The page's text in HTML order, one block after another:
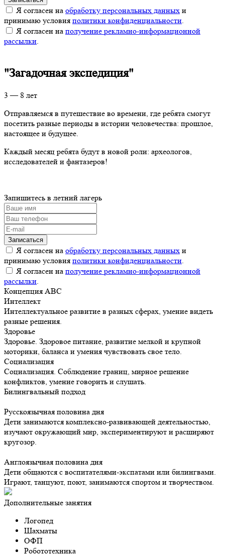
Я согласен на обработку персональных данных и
принимаю условия политики конфиденциальности.
Я согласен на получение рекламно-информационной
рассылки.
"Загадочная экспедиция"
3 — 8 лет
Отправляемся в путешествие во времени, где ребята смогут
посетить разные периоды в истории человечества: прошлое,
настоящее и будущее.
Каждый месяц ребята будут в новой роли: археологов,
исследователей и фантазеров!
Запишитесь в летний лагерь
Я согласен на обработку персональных данных и
принимаю условия политики конфиденциальности.
Я согласен на получение рекламно-информационной
рассылки.
Концепция АВС
Интеллект
Интеллектуальное развитие в разных сферах, умение видеть
разные решения.
Здоровье
Здоровье. Здоровое питание, развитие мелкой и крупной
моторики, баланса и умения чувствовать свое тело.
Социализация
Социализация. Соблюдение границ, мирное решение
конфликтов, умение говорить и слушать.
Билингвальный подход
Русскоязычная половина дня
Дети занимаются комплексно-развивающей деятельностью,
изучают окружающий мир, экспериментируют и расширяют
кругозор.
Англоязычная половина дня
Дети общаются с воспитателями-экспатами или билингвами.
Играют, танцуют, поют, занимаются спортом и творчеством.
Дополнительные занятия
Логопед
Шахматы
ОФП
Робототехника